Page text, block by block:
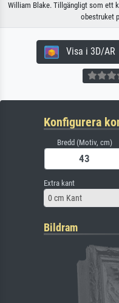
William Blake. Tillgängligt som ett
obestruket
Visa i 3D/AR
Konfigurera
Bredd (Motiv, cm)
Extra kant
0 cm Kant
Bildram